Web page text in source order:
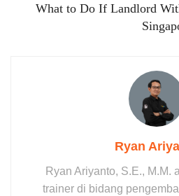
What to Do If Landlord
Ryan
Ryan Ariyanto, S.E., M.M.
trainer di bidang